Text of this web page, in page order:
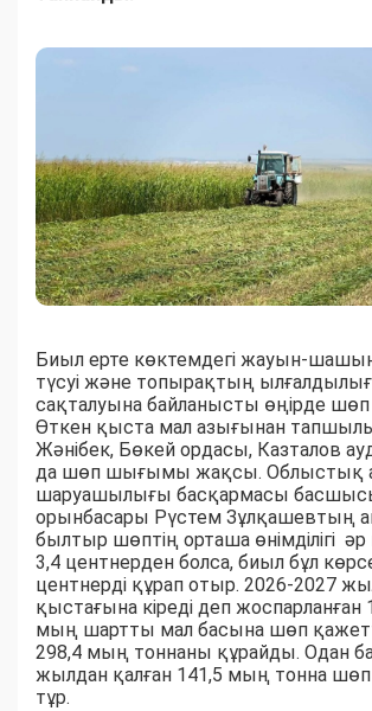
Биыл ерте көктемдегі жауын-
түсуі және топырақтың
сақталуына байланысты өңірде шөп
Өткен қыста мал азығынан
Жәнібек, Бөкей ордасы, Казталов
да шөп шығымы жақсы. Облыстық
шаруашылығы басқармасы
орынбасары Рүстем Зұлқашевтың
былтыр шөптің орташа өнімділігі
3,4 центнерден болса, биыл бұл
центнерді құрап отыр. 2026-2027
қыстағына кіреді деп жоспарланған
мың шартты мал басына шөп
298,4 мың тоннаны құрайды. Одан
жылдан қалған 141,5 мың тонна
тұр.